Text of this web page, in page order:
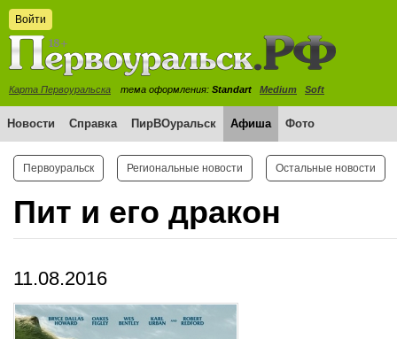
Войти
Карта Первоуральска тема оформления: Standart Medium Soft
Новости Справка ПирВОуральск Афиша Фото
Первоуральск Региональные новости Остальные новости
Пит и его дракон
11.08.2016